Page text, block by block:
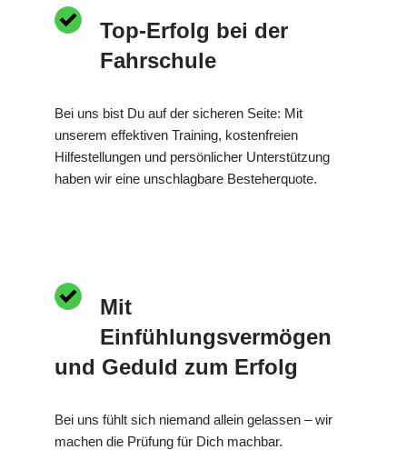
Top-Erfolg bei der
Fahrschule
Bei uns bist Du auf der sicheren Seite: Mit
unserem effektiven Training, kostenfreien
Hilfestellungen und persönlicher Unterstützung
haben wir eine unschlagbare Besteherquote.
Mit
Einfühlungsvermögen
und Geduld zum Erfolg
Bei uns fühlt sich niemand allein gelassen – wir
machen die Prüfung für Dich machbar.